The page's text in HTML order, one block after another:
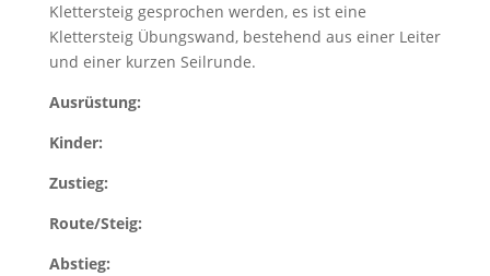
Klettersteig gesprochen werden, es ist eine
Klettersteig Übungswand, bestehend aus einer Leiter
und einer kurzen Seilrunde.
Ausrüstung:
Kinder:
Zustieg:
Route/Steig:
Abstieg: